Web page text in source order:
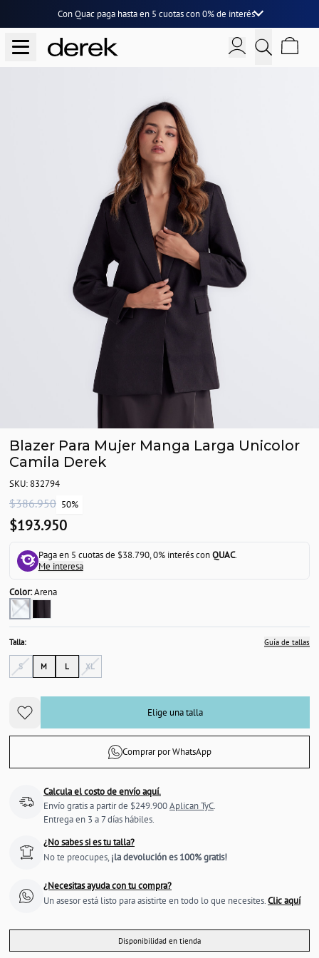
Con Quac paga hasta en 5 cuotascon0% de interés
Blazer Para Mujer Manga Larga Unicolor
Camila Derek
SKU: 832794
$386.950 50%
$193.950
Paga en 5 cuotas de $38.790, 0% interés conQUAC.
Me interesa
Color:Arena
Talla: Guía de tallas
S M L XL
Elige una talla
Comprar por WhatsApp
Calcula el costo de envío aquí.
Envío gratis a partir de $249.900Aplican TyC.
Entrega en 3 a 7 días hábiles.
¿No sabes si es tu talla?
No te preocupes, ¡la devolución es 100% gratis!
¿Necesitas ayuda con tu compra?
Un asesor está listo para asistirte en todo lo que necesites.Clic aquí
Disponibilidad en tienda